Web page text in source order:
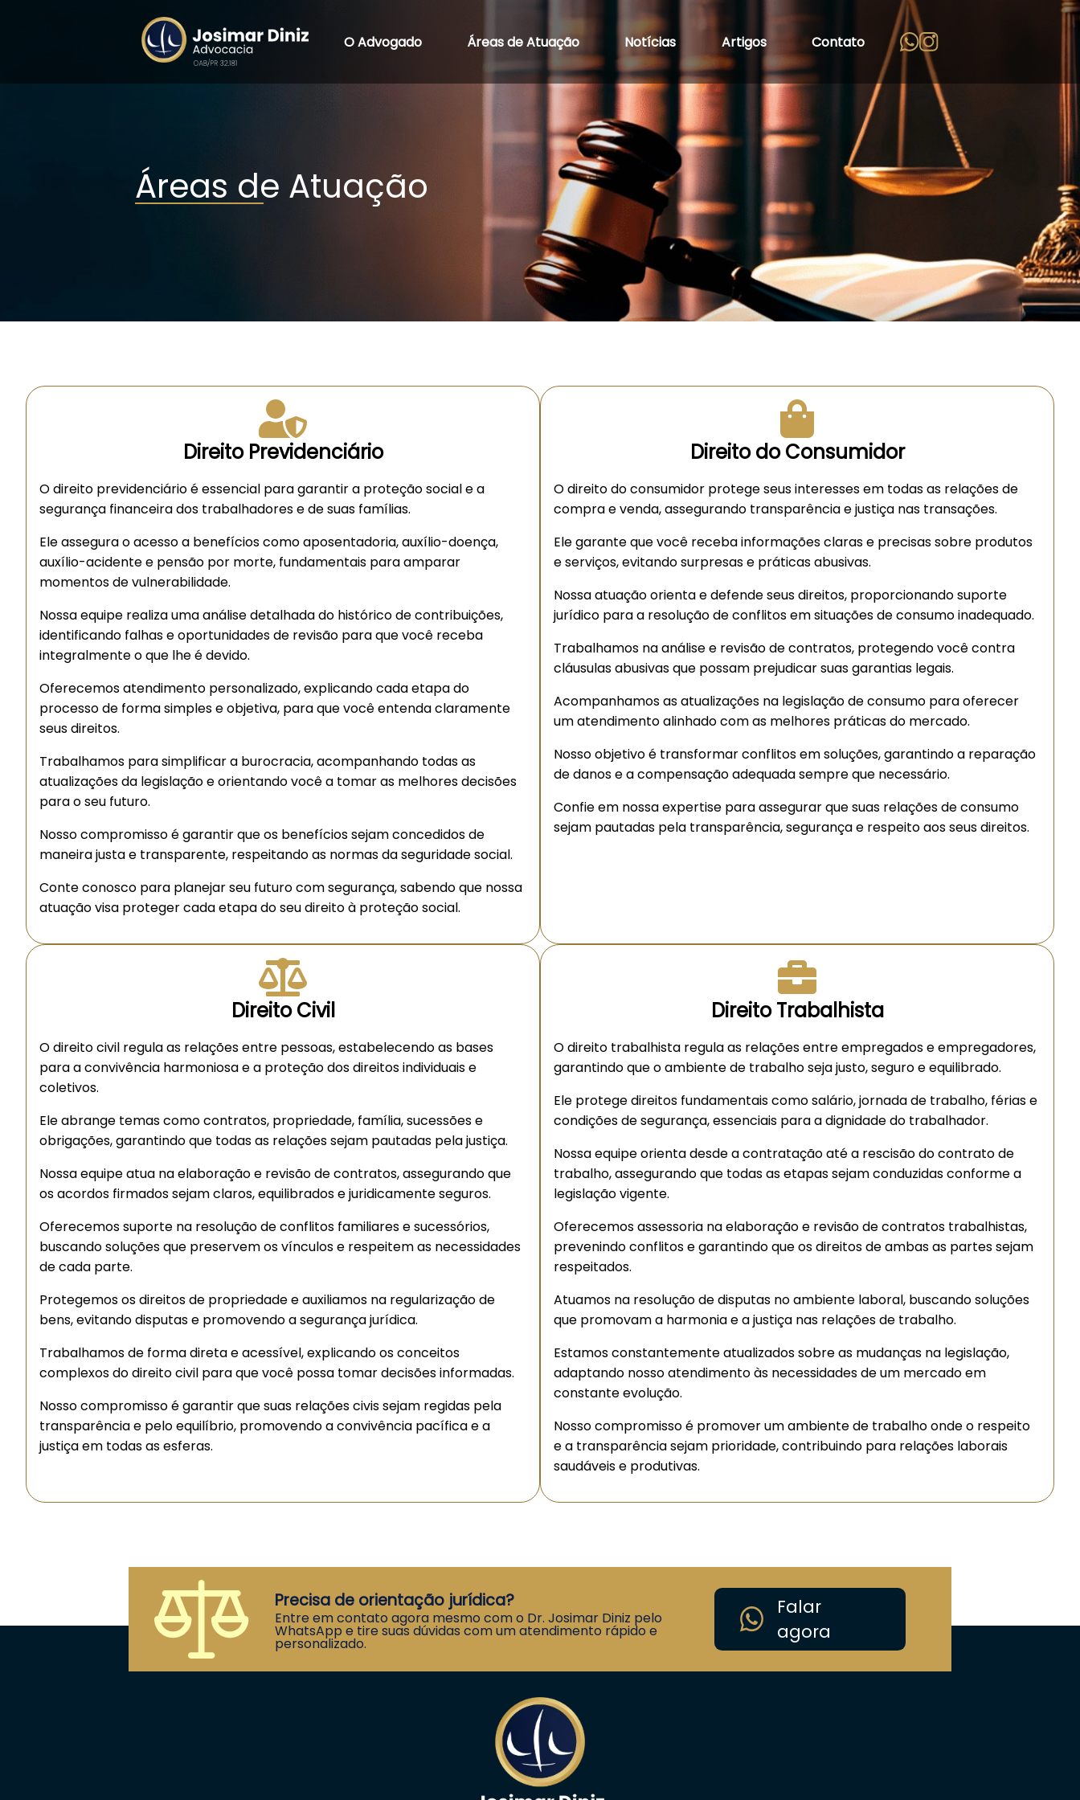
O Advogado Áreas de Atuação Notícias Artigos Contato
Áreas de Atuação
Direito Previdenciário
O direito previdenciário é essencial para garantir a proteção social e a
segurança financeira dos trabalhadores e de suas famílias.
Ele assegura o acesso a benefícios como aposentadoria, auxílio-doença,
auxílio-acidente e pensão por morte, fundamentais para amparar
momentos de vulnerabilidade.
Nossa equipe realiza uma análise detalhada do histórico de contribuições,
identificando falhas e oportunidades de revisão para que você receba
integralmente o que lhe é devido.
Oferecemos atendimento personalizado, explicando cada etapa do
processo de forma simples e objetiva, para que você entenda claramente
seus direitos.
Trabalhamos para simplificar a burocracia, acompanhando todas as
atualizações da legislação e orientando você a tomar as melhores decisões
para o seu futuro.
Nosso compromisso é garantir que os benefícios sejam concedidos de
maneira justa e transparente, respeitando as normas da seguridade social.
Conte conosco para planejar seu futuro com segurança, sabendo que nossa
atuação visa proteger cada etapa do seu direito à proteção social.
Direito do Consumidor
O direito do consumidor protege seus interesses em todas as relações de
compra e venda, assegurando transparência e justiça nas transações.
Ele garante que você receba informações claras e precisas sobre produtos
e serviços, evitando surpresas e práticas abusivas.
Nossa atuação orienta e defende seus direitos, proporcionando suporte
jurídico para a resolução de conflitos em situações de consumo inadequado.
Trabalhamos na análise e revisão de contratos, protegendo você contra
cláusulas abusivas que possam prejudicar suas garantias legais.
Acompanhamos as atualizações na legislação de consumo para oferecer
um atendimento alinhado com as melhores práticas do mercado.
Nosso objetivo é transformar conflitos em soluções, garantindo a reparação
de danos e a compensação adequada sempre que necessário.
Confie em nossa expertise para assegurar que suas relações de consumo
sejam pautadas pela transparência, segurança e respeito aos seus direitos.
Direito Civil
O direito civil regula as relações entre pessoas, estabelecendo as bases
para a convivência harmoniosa e a proteção dos direitos individuais e
coletivos.
Ele abrange temas como contratos, propriedade, família, sucessões e
obrigações, garantindo que todas as relações sejam pautadas pela justiça.
Nossa equipe atua na elaboração e revisão de contratos, assegurando que
os acordos firmados sejam claros, equilibrados e juridicamente seguros.
Oferecemos suporte na resolução de conflitos familiares e sucessórios,
buscando soluções que preservem os vínculos e respeitem as necessidades
de cada parte.
Protegemos os direitos de propriedade e auxiliamos na regularização de
bens, evitando disputas e promovendo a segurança jurídica.
Trabalhamos de forma direta e acessível, explicando os conceitos
complexos do direito civil para que você possa tomar decisões informadas.
Nosso compromisso é garantir que suas relações civis sejam regidas pela
transparência e pelo equilíbrio, promovendo a convivência pacífica e a
justiça em todas as esferas.
Direito Trabalhista
O direito trabalhista regula as relações entre empregados e empregadores,
garantindo que o ambiente de trabalho seja justo, seguro e equilibrado.
Ele protege direitos fundamentais como salário, jornada de trabalho, férias e
condições de segurança, essenciais para a dignidade do trabalhador.
Nossa equipe orienta desde a contratação até a rescisão do contrato de
trabalho, assegurando que todas as etapas sejam conduzidas conforme a
legislação vigente.
Oferecemos assessoria na elaboração e revisão de contratos trabalhistas,
prevenindo conflitos e garantindo que os direitos de ambas as partes sejam
respeitados.
Atuamos na resolução de disputas no ambiente laboral, buscando soluções
que promovam a harmonia e a justiça nas relações de trabalho.
Estamos constantemente atualizados sobre as mudanças na legislação,
adaptando nosso atendimento às necessidades de um mercado em
constante evolução.
Nosso compromisso é promover um ambiente de trabalho onde o respeito
e a transparência sejam prioridade, contribuindo para relações laborais
saudáveis e produtivas.
Precisa de orientação jurídica?
Entre em contato agora mesmo com o Dr. Josimar Diniz pelo
WhatsApp e tire suas dúvidas com um atendimento rápido e
personalizado.
Falar
agora